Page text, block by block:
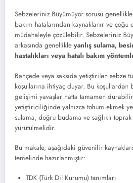
Sebzeleriniz Büyümüyor sorusu
bakım hatalarından kaynaklanır ve
müdahaleyle çözülebilir. Sebzeleriniz
arkasında genellikle yanlış sulama,
hastalıkları veya hatalı bakım
Bahçede veya saksıda yetiştirilen sebze
koşullarına ihtiyaç duyar. Bu
gelişimi yavaşlar hatta tamamen
yetiştiriciliğinde yalnızca tohum ekmek
sulama, doğru budama ve sağlıklı
yürütülmelidir.
Bu makale, aşağıdaki güvenilir
temelinde hazırlanmıştır:
TDK (Türk Dil Kurumu) tanımları